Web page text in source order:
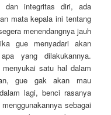
dan integritas diri, ada
mata kepala ini tentang
menendangnya jauh
gue menyadari akan
yang dilakukannya.
satu hal dalam
gue gak akan mau
lagi, benci rasanya
sebagai